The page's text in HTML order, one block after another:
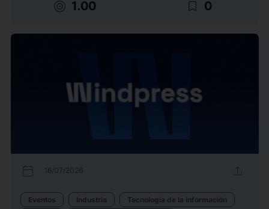
target 1.00 bookmark_border 0
calendar_today 16/07/2026 upload
Eventos Industria
Tecnología de la información